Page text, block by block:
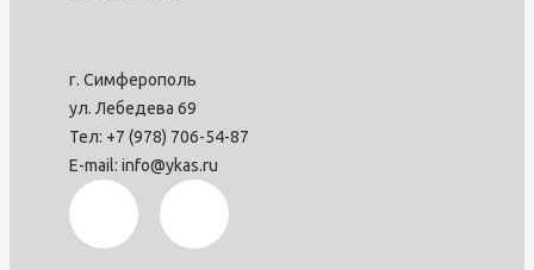
г. Симферополь
ул. Лебедева 69
Тел: +7 (978) 706-54-87
E-mail: info@ykas.ru